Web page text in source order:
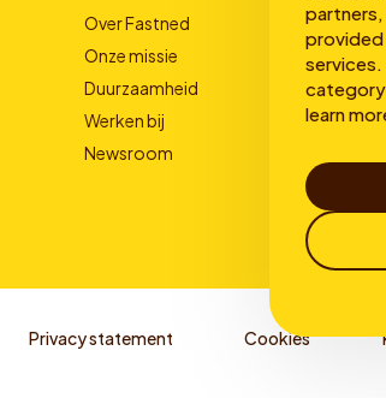
services.
category
learn
Over Fastned
Onze missie
Duurzaamheid
Werken bij
Newsroom
Privacy statement Cookies